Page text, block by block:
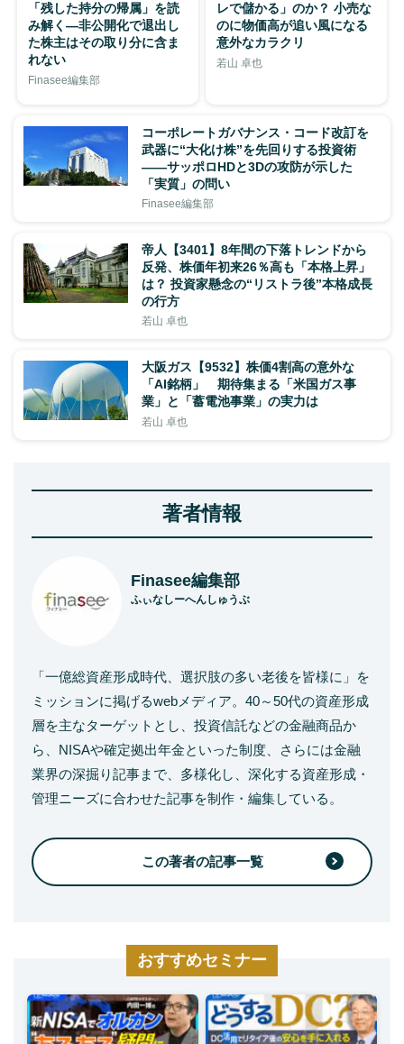
「残した持分の帰属」を読
み解く—非公開化で退出し
た株主はその取り分に含ま
れない
Finasee編集部
レで儲かる」のか？ 小売な
のに物価高が追い風になる
意外なカラクリ
若山 卓也
コーポレートガバナンス・コード改訂を
武器に“大化け株”を先回りする投資術
——サッポロHDと3Dの攻防が示した
「実質」の問い
Finasee編集部
帝人【3401】8年間の下落トレンドから
反発、株価年初来26％高も「本格上昇」
は？ 投資家懸念の“リストラ後”本格成長
の行方
若山 卓也
大阪ガス【9532】株価4割高の意外な
「AI銘柄」 期待集まる「米国ガス事
業」と「蓄電池事業」の実力は
若山 卓也
著者情報
Finasee編集部
ふぃなしーへんしゅうぶ
「一億総資産形成時代、選択肢の多い老後を皆様に」を
ミッションに掲げるwebメディア。40～50代の資産形成
層を主なターゲットとし、投資信託などの金融商品か
ら、NISAや確定拠出年金といった制度、さらには金融
業界の深掘り記事まで、多様化し、深化する資産形成・
管理ニーズに合わせた記事を制作・編集している。
この著者の記事一覧
おすすめセミナー